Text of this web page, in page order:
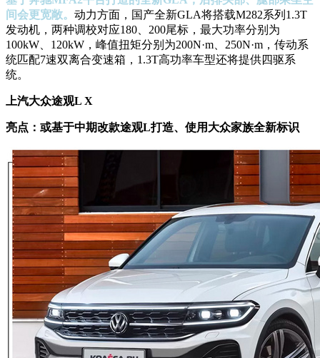
间会更宽敞。 动力方面，国产全新GLA将搭载M282系列1.3T
发动机，两种调校对应180、200尾标，最大功率分别为
100kW、120kW，峰值扭矩分别为200N·m、250N·m，传动系
统匹配7速双离合变速箱，1.3T高功率车型还将提供四驱系
统。
上汽大众途观L X
亮点：或基于中期改款途观L打造、使用大众家族全新标识